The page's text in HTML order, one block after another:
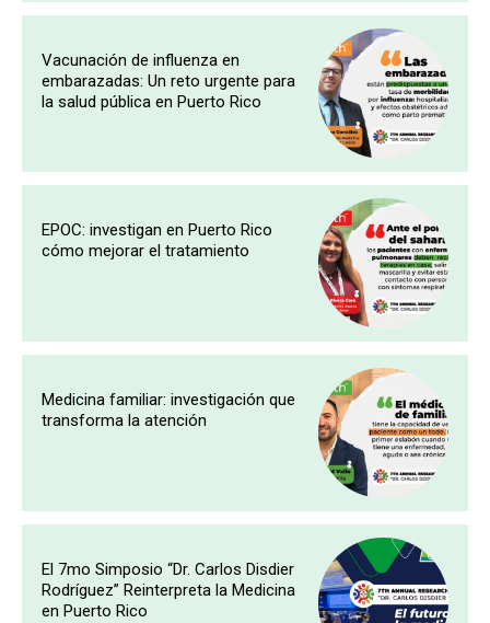
Vacunación de influenza en
embarazadas: Un reto urgente para
la salud pública en Puerto Rico
EPOC: investigan en Puerto Rico
cómo mejorar el tratamiento
Medicina familiar: investigación que
transforma la atención
El 7mo Simposio “Dr. Carlos Disdier
Rodríguez” Reinterpreta la Medicina
en Puerto Rico